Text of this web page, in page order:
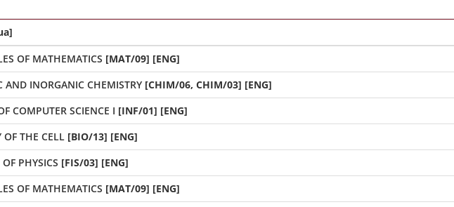
OF MATHEMATICS [MAT/09] [ENG]
AND INORGANIC CHEMISTRY [CHIM/06, CHIM/03] [ENG]
COMPUTER SCIENCE I [INF/01] [ENG]
OF THE CELL [BIO/13] [ENG]
PHYSICS [FIS/03] [ENG]
OF MATHEMATICS [MAT/09] [ENG]